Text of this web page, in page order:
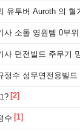
유투버 Auroth 의 혈기
사 소돌 영원템 0부
사 던전빌드 주무기
수 성무연전용빌드 + 밤의장막 +
? [2]
수 [1]